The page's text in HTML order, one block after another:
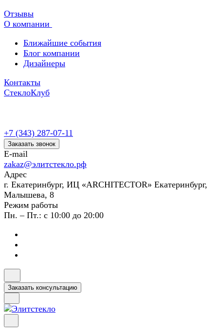
Отзывы
О компании
Ближайшие события
Блог компании
Дизайнеры
Контакты
СтеклоКлуб
+7 (343) 287-07-11
Заказать звонок
E-mail
zakaz@элитстекло.рф
Адрес
г. Екатеринбург, ИЦ «ARCHITECTOR» Екатеринбург,
Малышева, 8
Режим работы
Пн. – Пт.: с 10:00 до 20:00
Заказать консультацию